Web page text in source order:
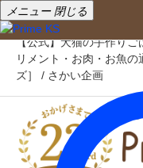
メニュー 閉じる
【公式】犬猫の手作り
リメント・お肉・お魚
ズ］ / さかい企画